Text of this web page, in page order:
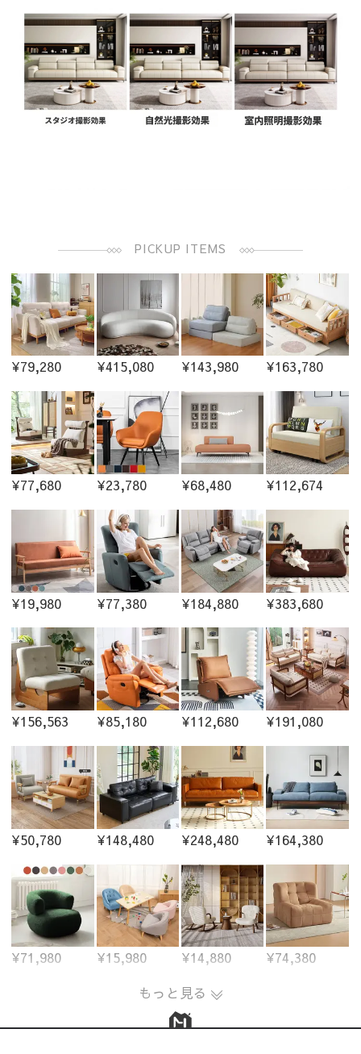
PICKUP ITEMS
¥79,280 ¥415,080 ¥143,980 ¥163,780
¥77,680 ¥23,780 ¥68,480 ¥112,674
¥19,980 ¥77,380 ¥184,880 ¥383,680
¥156,563 ¥85,180 ¥112,680 ¥191,080
¥50,780 ¥148,480 ¥248,480 ¥164,380
¥71,980 ¥15,980 ¥14,880
¥74,380
もっと見る